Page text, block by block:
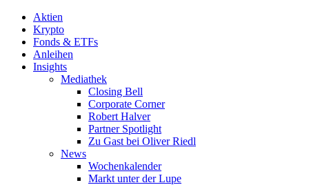
Aktien
Krypto
Fonds & ETFs
Anleihen
Insights
Mediathek
Closing Bell
Corporate Corner
Robert Halver
Partner Spotlight
Zu Gast bei Oliver Riedl
News
Wochenkalender
Markt unter der Lupe